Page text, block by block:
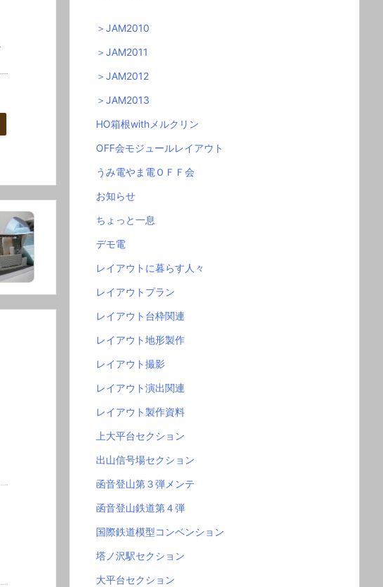
＞JAM2010
＞JAM2011
＞JAM2012
＞JAM2013
HO箱根withメルクリン
OFF会モジュールレイアウト
うみ電やま電ＯＦＦ会
お知らせ
ちょっと一息
デモ電
レイアウトに暮らす人々
レイアウトプラン
レイアウト台枠関連
レイアウト地形製作
レイアウト撮影
レイアウト演出関連
レイアウト製作資料
上大平台セクション
出山信号場セクション
函音登山第３弾メンテ
函音登山鉄道第４弾
国際鉄道模型コンベンション
塔ノ沢駅セクション
大平台セクション